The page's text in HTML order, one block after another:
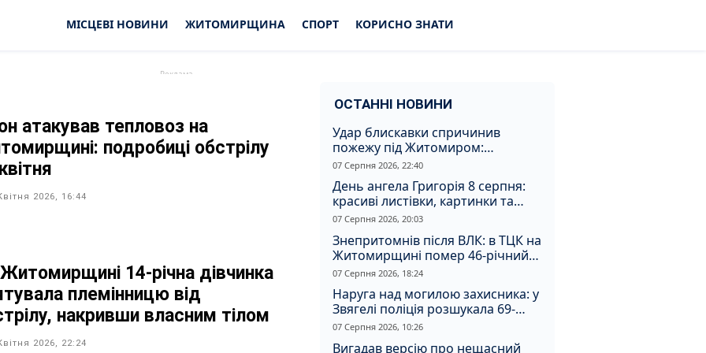
МІСЦЕВІ НОВИНИ ЖИТОМИРЩИНА СПОРТ КОРИСНО ЗНАТИ
атакував тепловоз на
подробиці обстрілу
2026, 16:44
14-річна дівчинка
племінницю від
накривши власним тілом
2026, 22:24
ОСТАННІ НОВИНИ
Удар блискавки спричинив
пожежу під Житомиром:
рятувальники витягли з вогню
кота
07 Серпня 2026, 22:40
День ангела Григорія 8 серпня:
красиві листівки, картинки та
душевні привітання
07 Серпня 2026, 20:03
Знепритомнів після ВЛК: в ТЦК на
Житомирщині помер 46-річний
чоловік
07 Серпня 2026, 18:24
Наруга над могилою захисника: у
Звягелі поліція розшукала 69-
річного зловмисника
07 Серпня 2026, 10:26
Вигадав версію про нещасний